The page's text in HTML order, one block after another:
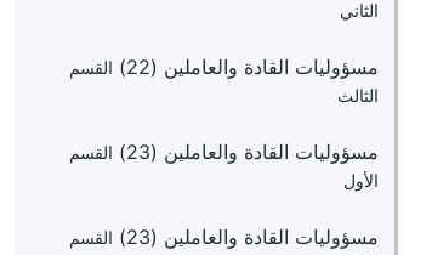
الثاني
مسؤوليات القادة والعاملين (22)
القسم
الثالث
مسؤوليات القادة والعاملين (23)
القسم
الأول
مسؤوليات القادة والعاملين (23)
القسم